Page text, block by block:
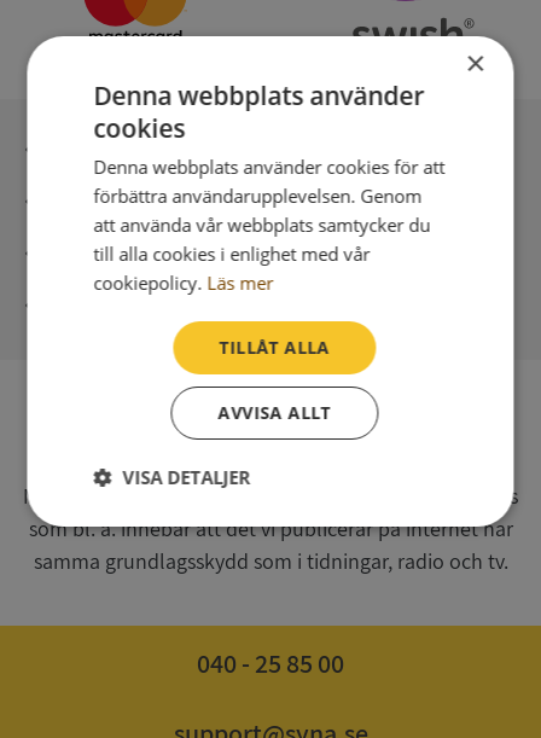
Säker betalning med stripe
Direkt digital leverans
Syna har för webbplatsen www.syna.se ett av
Myndigheten för press, radio och tv s.k. utgivningsbevis
som bl. a. innebär att det vi publicerar på internet har
samma grundlagsskydd som i tidningar, radio och tv.
040 - 25 85 00
×
Denna webbplats använder
cookies
Denna webbplats använder cookies för att
förbättra användarupplevelsen. Genom
att använda vår webbplats samtycker du
till alla cookies i enlighet med vår
cookiepolicy. Läs mer
TILLÅT ALLA
AVVISA ALLT
VISA DETALJER
Strikt
nödvändigt
Prestanda Inriktning